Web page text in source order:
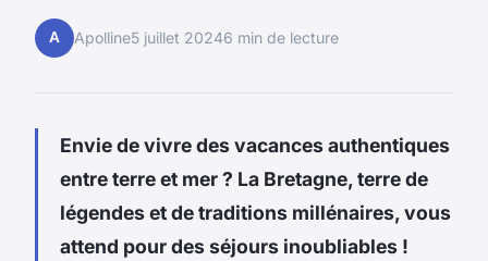
A Apolline5 juillet 20246 min de lecture
Envie de vivre des vacances authentiques
entre terre et mer ? La Bretagne, terre de
légendes et de traditions millénaires, vous
attend pour des séjours inoubliables !